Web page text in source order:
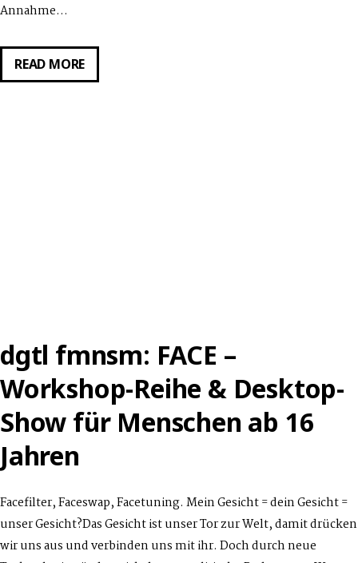
Annahme…
READ MOREDIGITALER
RUNDGANG:
(EXKURSION)
dgtl fmnsm: FACE –
Workshop-Reihe & Desktop-
Show für Menschen ab 16
Jahren
Facefilter, Faceswap, Facetuning. Mein Gesicht = dein Gesicht =
unser Gesicht?Das Gesicht ist unser Tor zur Welt, damit drücken
wir uns aus und verbinden uns mit ihr. Doch durch neue